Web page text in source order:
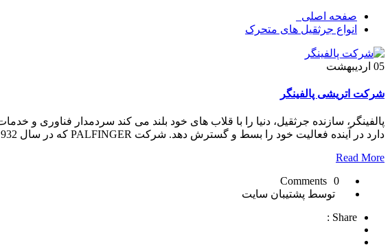
صفحه اصلی
انواع جرثقیل های متحرک
05 اردیبهشت
شرکت اتریشی پالفینگر
پالفینگر، سازنده جرثقیل، دنیا را با قلاب های خود بلند می کند سردمدار فناوری و
دارد در آینده فعالیت خود را بسط و گسترش دهد. شرکت PALFINGER که در سال 1932 تاسیس شده است […]
Read More
0 Comments
توسط پشتیبان سایت
Share :